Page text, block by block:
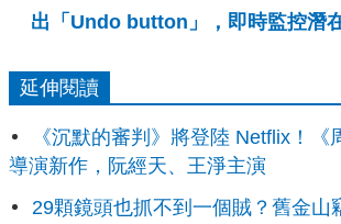
出「Undo button」，即時監控潛
延伸閱讀
《沉默的審判》將登陸 Netflix！《
導演新作，阮經天、王淨主演
29顆鏡頭也抓不到一個賊？舊金山